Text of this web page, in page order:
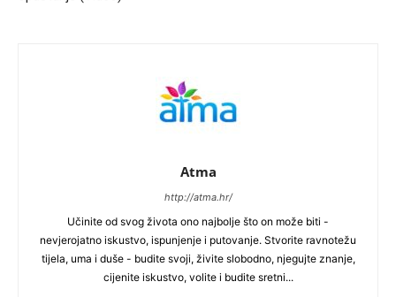
Atma
http://atma.hr/
Učinite od svog života ono najbolje što on može biti -
nevjerojatno iskustvo, ispunjenje i putovanje. Stvorite ravnotežu
tijela, uma i duše - budite svoji, živite slobodno, njegujte znanje,
cijenite iskustvo, volite i budite sretni...